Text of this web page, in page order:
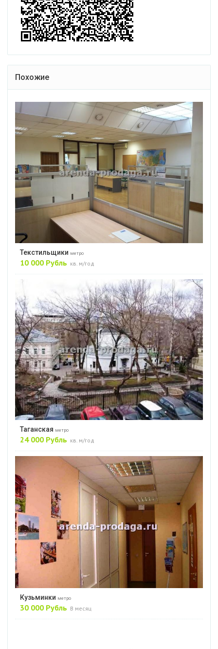
Похожие
Текстильщики метро
10 000 Рубль кв. м/год
Таганская метро
24 000 Рубль кв. м/год
Кузьминки метро
30 000 Рубль В месяц